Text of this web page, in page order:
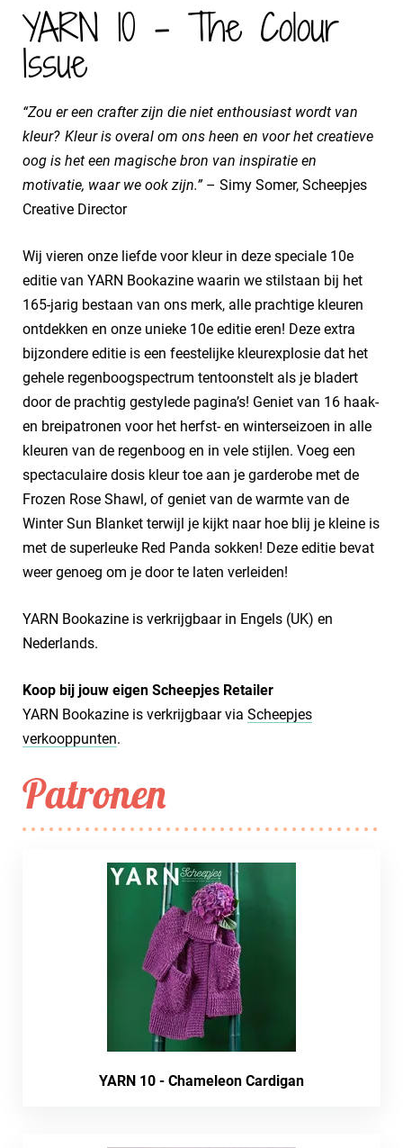
YARN 10 - The Colour
Issue
“Zou er een crafter zijn die niet enthousiast wordt van
kleur? Kleur is overal om ons heen en voor het creatieve
oog is het een magische bron van inspiratie en
motivatie, waar we ook zijn.”– Simy Somer, Scheepjes
Creative Director
Wij vieren onze liefde voor kleur in deze speciale 10e
editie van YARN Bookazine waarin we stilstaan bij het
165-jarig bestaan van ons merk, alle prachtige kleuren
ontdekken en onze unieke 10e editie eren! Deze extra
bijzondere editie is een feestelijke kleurexplosie dat het
gehele regenboogspectrum tentoonstelt als je bladert
door de prachtig gestylede pagina’s! Geniet van 16 haak-
en breipatronen voor het herfst- en winterseizoen in alle
kleuren van de regenboog en in vele stijlen. Voeg een
spectaculaire dosis kleur toe aan je garderobe met de
Frozen Rose Shawl, of geniet van de warmte van de
Winter Sun Blanket terwijl je kijkt naar hoe blij je kleine is
met de superleuke Red Panda sokken! Deze editie bevat
weer genoeg om je door te laten verleiden!
YARN Bookazine is verkrijgbaar in Engels (UK) en
Nederlands.
Koop bij jouw eigen Scheepjes Retailer
YARN Bookazine is verkrijgbaar via Scheepjes
verkooppunten.
Patronen
YARN 10 - Chameleon Cardigan